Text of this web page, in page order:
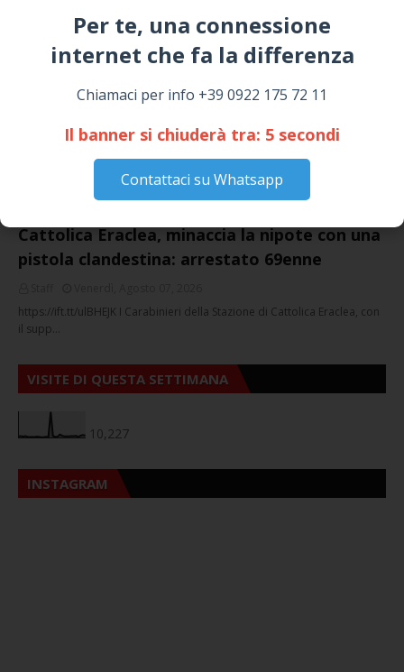
Per te, una connessione
internet che fa la differenza​
Chiamaci per info +39 0922 175 72 11
Il banner si chiuderà tra: 5 secondi
Contattaci su Whatsapp
March 16, 2026
Cattolica Eraclea, minaccia la nipote con una
pistola clandestina: arrestato 69enne
https://ift.tt/ulBHEJK I Carabinieri della Stazione di Cattolica Eraclea, con
il supp…
VISITE DI QUESTA SETTIMANA
10,227
INSTAGRAM